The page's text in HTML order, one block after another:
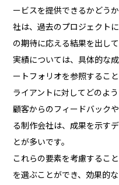
ービスを提供できるかどう
社は、過去のプロジェクト
の期待に応える結果を出して
実績については、具体的な
ートフォリオを参照するこ
ライアントに対してどのよ
顧客からのフィードバック
る制作会社は、成果を示す
とが多いです。
これらの要素を考慮するこ
を選ぶことができ、効果的